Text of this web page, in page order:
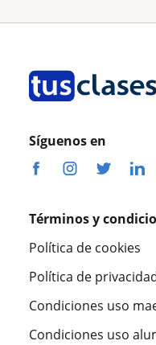
Síguenos en
Términos y
Política de cookies
Política de
Condiciones uso
Condiciones uso